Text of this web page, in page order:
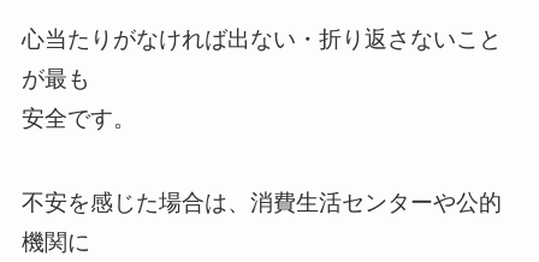
心当たりがなければ出ない・折り返さないこと
が最も
安全です。
不安を感じた場合は、消費生活センターや公的
機関に